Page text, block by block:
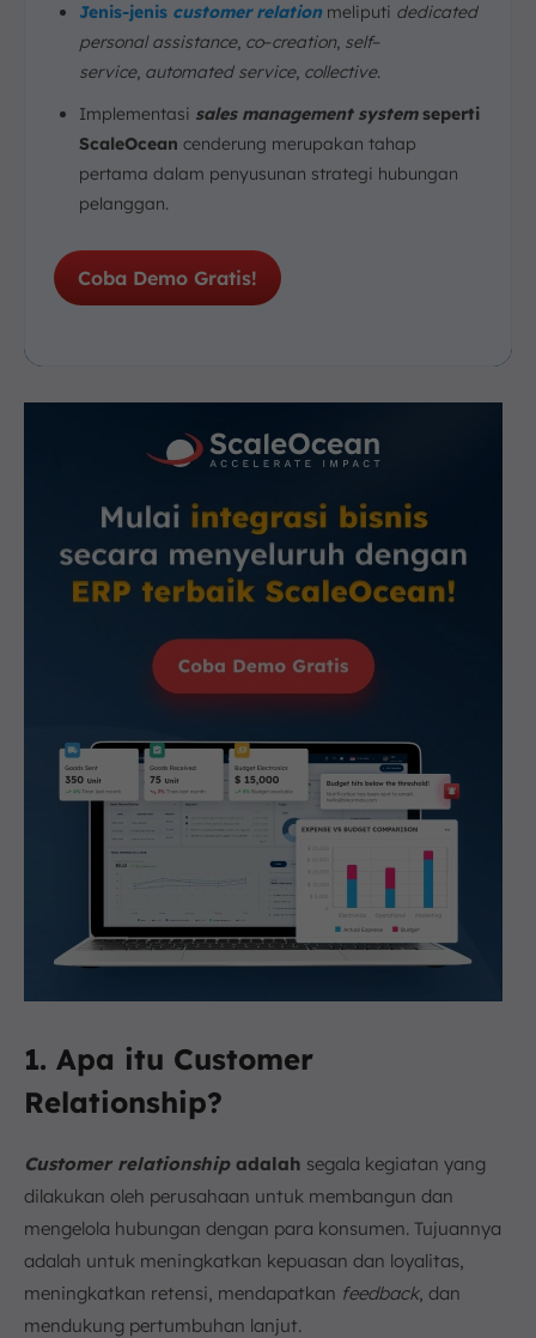
Jenis-jenis customer relationmeliputi dedicated
personal assistance, co–creation, self–
service, automated service, collective.
Implementasi sales management systemseperti
ScaleOcean cenderung merupakan tahap
pertama dalam penyusunan strategi hubungan
pelanggan.
Coba Demo Gratis!
1. Apa itu Customer
Relationship?
Customer relationshipadalah segala kegiatan yang
dilakukan oleh perusahaan untuk membangun dan
mengelola hubungan dengan para konsumen. Tujuannya
adalah untuk meningkatkan kepuasan dan loyalitas,
meningkatkan retensi, mendapatkan feedback, dan
mendukung pertumbuhan lanjut.